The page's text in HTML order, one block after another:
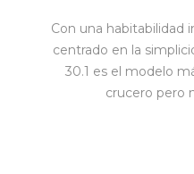
Con una habitabilidad
centrado en la
30.1 es el modelo
crucero pero